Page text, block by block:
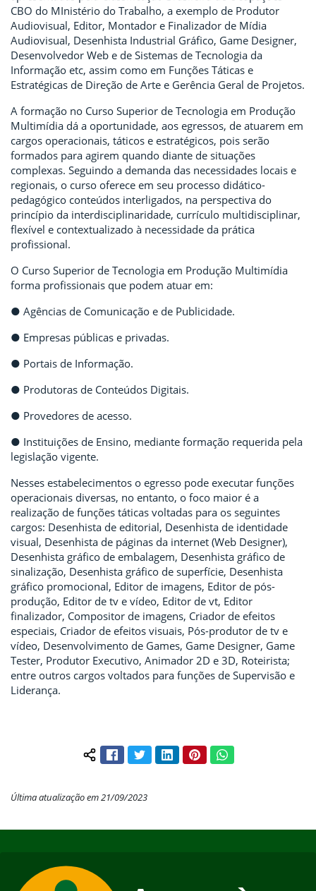
CBO do MInistério do Trabalho, a exemplo de Produtor
Audiovisual, Editor, Montador e Finalizador de Mídia
Audiovisual, Desenhista Industrial Gráfico, Game Designer,
Desenvolvedor Web e de Sistemas de Tecnologia da
Informação etc, assim como em Funções Táticas e
Estratégicas de Direção de Arte e Gerência Geral de Projetos.
A formação no Curso Superior de Tecnologia em Produção
Multimídia dá a oportunidade, aos egressos, de atuarem em
cargos operacionais, táticos e estratégicos, pois serão
formados para agirem quando diante de situações
complexas. Seguindo a demanda das necessidades locais e
regionais, o curso oferece em seu processo didático-
pedagógico conteúdos interligados, na perspectiva do
princípio da interdisciplinaridade, currículo multidisciplinar,
flexível e contextualizado à necessidade da prática
profissional.
O Curso Superior de Tecnologia em Produção Multimídia
forma profissionais que podem atuar em:
● Agências de Comunicação e de Publicidade.
● Empresas públicas e privadas.
● Portais de Informação.
● Produtoras de Conteúdos Digitais.
● Provedores de acesso.
● Instituições de Ensino, mediante formação requerida pela
legislação vigente.
Nesses estabelecimentos o egresso pode executar funções
operacionais diversas, no entanto, o foco maior é a
realização de funções táticas voltadas para os seguintes
cargos: Desenhista de editorial, Desenhista de identidade
visual, Desenhista de páginas da internet (Web Designer),
Desenhista gráfico de embalagem, Desenhista gráfico de
sinalização, Desenhista gráfico de superfície, Desenhista
gráfico promocional, Editor de imagens, Editor de pós-
produção, Editor de tv e vídeo, Editor de vt, Editor
finalizador, Compositor de imagens, Criador de efeitos
especiais, Criador de efeitos visuais, Pós-produtor de tv e
vídeo, Desenvolvimento de Games, Game Designer, Game
Tester, Produtor Executivo, Animador 2D e 3D, Roteirista;
entre outros cargos voltados para funções de Supervisão e
Liderança.
Compartilhar conteúdo:
FacebookTwitterLinkedInPinterestWhatsApp
Última atualização em 21/09/2023